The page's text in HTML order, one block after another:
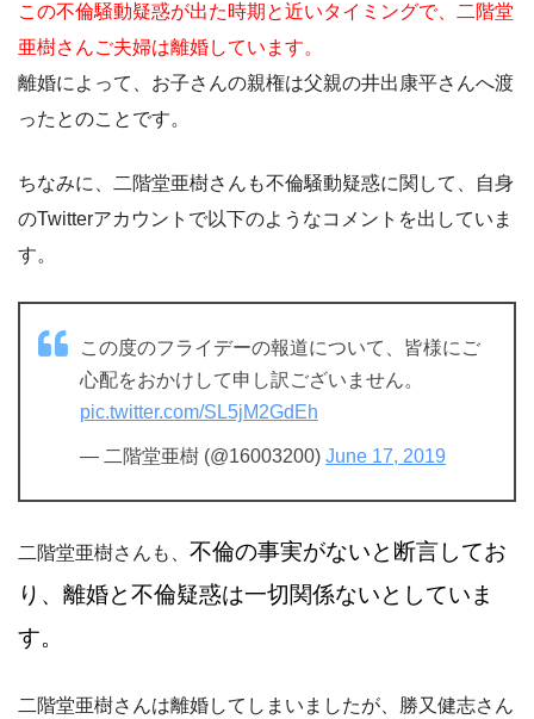
この不倫騒動疑惑が出た時期と近いタイミングで、二階堂
亜樹さんご夫婦は離婚しています。
離婚によって、お子さんの親権は父親の井出康平さんへ渡
ったとのことです。
ちなみに、二階堂亜樹さんも不倫騒動疑惑に関して、自身
のTwitterアカウントで以下のようなコメントを出していま
す。
この度のフライデーの報道について、皆様にご
心配をおかけして申し訳ございません。
pic.twitter.com/SL5jM2GdEh
— 二階堂亜樹 (@16003200) June 17, 2019
二階堂亜樹さんも、 不倫の事実がないと断言してお
り、 離婚と不倫疑惑は一切関係ないとしていま
す。
二階堂亜樹さんは離婚してしまいましたが、勝又健志さん